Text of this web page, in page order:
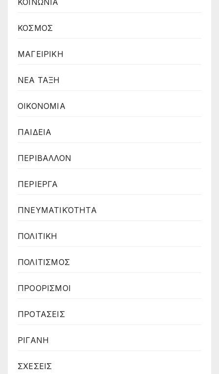
ΚΟΙΝΩΝΙΑ
ΚΟΣΜΟΣ
ΜΑΓΕΙΡΙΚΗ
ΝΕΑ ΤΑΞΗ
ΟΙΚΟΝΟΜΙΑ
ΠΑΙΔΕΙΑ
ΠΕΡΙΒΑΛΛΟΝ
ΠΕΡΙΕΡΓΑ
ΠΝΕΥΜΑΤΙΚΌΤΗΤΑ
ΠΟΛΙΤΙΚΗ
ΠΟΛΙΤΙΣΜΟΣ
ΠΡΟΟΡΙΣΜΟΙ
ΠΡΟΤΑΣΕΙΣ
ΡΙΓΑΝΗ
ΣΧΕΣΕΙΣ